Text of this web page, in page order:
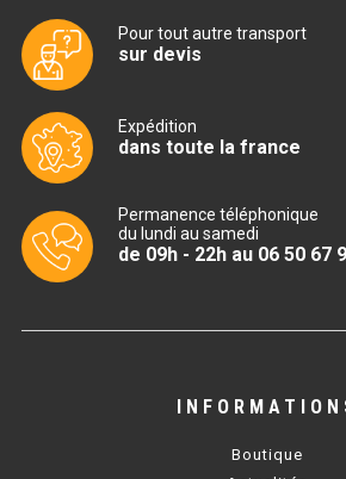
CUISINIÈRE 600 GAZ
CUISINIÈRE 900 GAZ
CUISINIÈRE 600
CUISINIÈRE 700
Pour tout autre transport
sur devis
Expédition
dans toute la france
Permanence téléphonique
du lundi au samedi
de 09h - 22h au 06 50 67
Boutique